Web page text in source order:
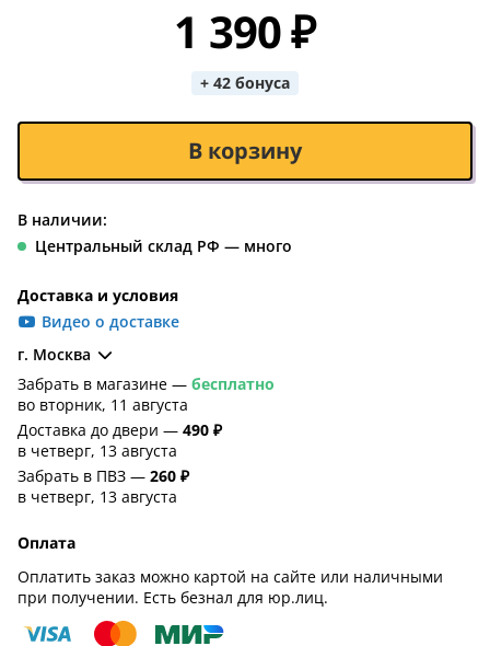
1 390 ₽
+ 42 бонуса
В корзину
В наличии:
Центральный склад РФ — много
Доставка и условия
Видео о доставке
г. Москва
Забрать в магазине — бесплатно
во вторник, 11 августа
Доставка до двери — 490 ₽
в четверг, 13 августа
Забрать в ПВЗ — 260 ₽
в четверг, 13 августа
Оплата
Оплатить заказ можно картой на сайте или наличными
при получении. Есть безнал для юр.лиц.